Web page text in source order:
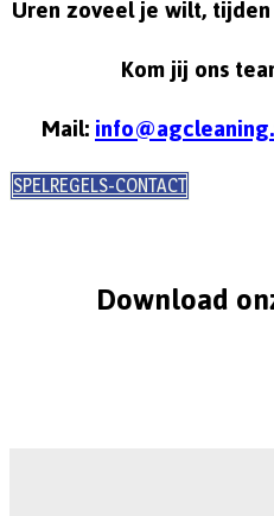
Uren zoveel je wilt,
Kom jij ons
Mail:
SPELREGELS-CONTACT
Download